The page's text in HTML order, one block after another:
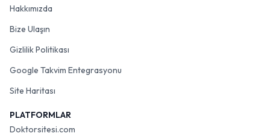
Hakkımızda
Bize Ulaşın
Gizlilik Politikası
Google Takvim Entegrasyonu
Site Haritası
PLATFORMLAR
Doktorsitesi.com